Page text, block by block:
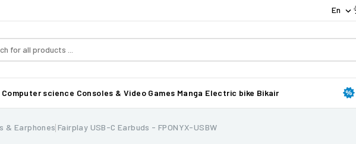
En 
Computer science Consoles & Video Games Manga Electric bike Bikair
& Earphones Fairplay USB-C Earbuds - FPONYX-USBW